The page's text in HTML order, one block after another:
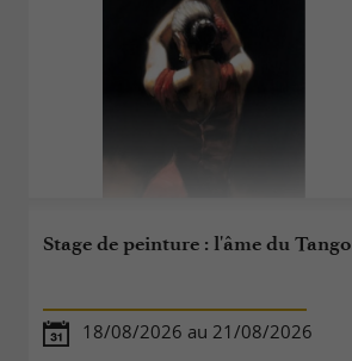
Stage de peinture : l'âme du Tango
18/08/2026 au 21/08/2026